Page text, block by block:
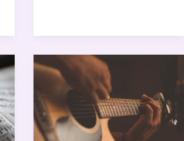
Paroles
de
guns
n’
roses
knockin’